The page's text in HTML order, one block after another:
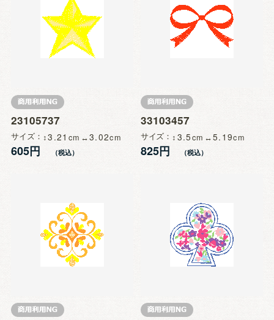
23105737
サイズ 3.21 3.02
605円
33103457
サイズ 3.5 5.19
825円